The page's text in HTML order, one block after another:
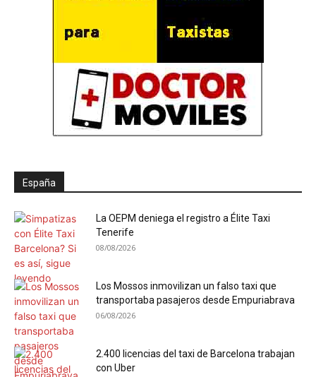
España
La OEPM deniega el registro a Élite Taxi
Tenerife
08/08/2026
Los Mossos inmovilizan un falso taxi que
transportaba pasajeros desde Empuriabrava
06/08/2026
2.400 licencias del taxi de Barcelona trabajan
con Uber